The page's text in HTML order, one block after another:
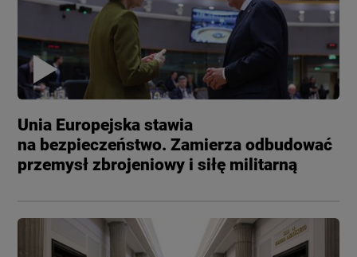
Unia Europejska stawia
na bezpieczeństwo. Zamierza odbudować
przemysł zbrojeniowy i siłę militarną